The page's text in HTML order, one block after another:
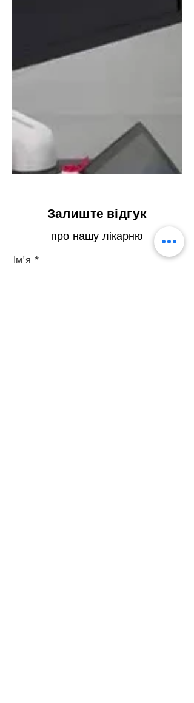
Залиште відгук
про нашу лікарню
Ім'я